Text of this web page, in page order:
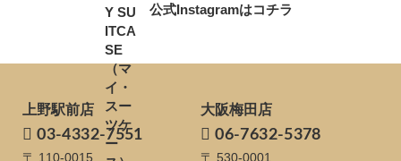
公式Instagramはコチラ
上野駅前店
03-4332-7551
〒 110-0015
大阪梅田店
06-7632-5378
〒 530-0001